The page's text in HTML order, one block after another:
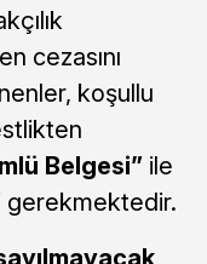
cezasını
koşullu
Belgesi” ile
gerekmektedir.